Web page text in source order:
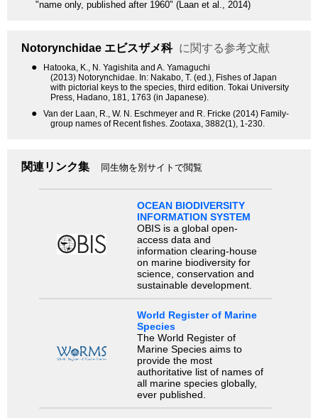
"name only, published after 1960" (Laan et al., 2014)
Notorynchidae エビスザメ科 に関する参考文献
●
Hatooka, K., N. Yagishita and A. Yamaguchi
(2013) Notorynchidae. In: Nakabo, T. (ed.), Fishes of Japan
with pictorial keys to the species, third edition. Tokai University
Press, Hadano, 181, 1763 (in Japanese).
●
Van der Laan, R., W. N. Eschmeyer and R. Fricke (2014) Family-
group names of Recent fishes. Zootaxa, 3882(1), 1-230.
関連リンク集 同生物を別サイトで閲覧
OCEAN BIODIVERSITY
INFORMATION SYSTEM
OBIS is a global open-
access data and
information clearing-house
on marine biodiversity for
science, conservation and
sustainable development.
World Register of Marine
Species
The World Register of
Marine Species aims to
provide the most
authoritative list of names of
all marine species globally,
ever published.